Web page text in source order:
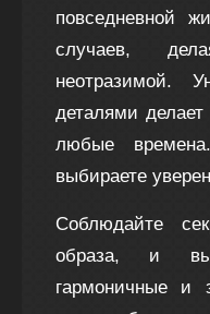
повседневной
случаев,
неотразимой.
деталями
любые
выбираете
Соблюдайте
образа, и вы
гармоничные и